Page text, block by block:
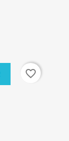
favorite_border